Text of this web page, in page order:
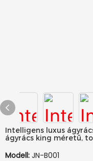
Intelligens luxus
ágyrács king méretű,
Modell: JN-B001